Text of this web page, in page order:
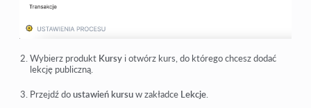
Wybierz produkt Kursy i otwórz kurs, do którego chcesz dodać
lekcję publiczną.
Przejdź doustawień kursuw zakładce Lekcje.